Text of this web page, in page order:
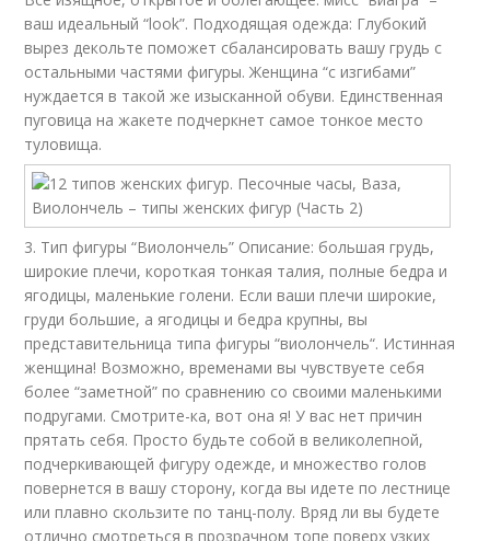
ваш идеальный “look”. Подходящая одежда: Глубокий
вырез декольте поможет сбалансировать вашу грудь с
остальными частями фигуры. Женщина “с изгибами”
нуждается в такой же изысканной обуви. Единственная
пуговица на жакете подчеркнет самое тонкое место
туловища.
3. Тип фигуры “Виолончель” Описание: большая грудь,
широкие плечи, короткая тонкая талия, полные бедра и
ягодицы, маленькие голени. Если ваши плечи широкие,
груди большие, а ягодицы и бедра крупны, вы
представительница типа фигуры “виолончель“. Истинная
женщина! Возможно, временами вы чувствуете себя
более “заметной” по сравнению со своими маленькими
подругами. Смотрите-ка, вот она я! У вас нет причин
прятать себя. Просто будьте собой в великолепной,
подчеркивающей фигуру одежде, и множество голов
повернется в вашу сторону, когда вы идете по лестнице
или плавно скользите по танц-полу. Вряд ли вы будете
отлично смотреться в прозрачном топе поверх узких